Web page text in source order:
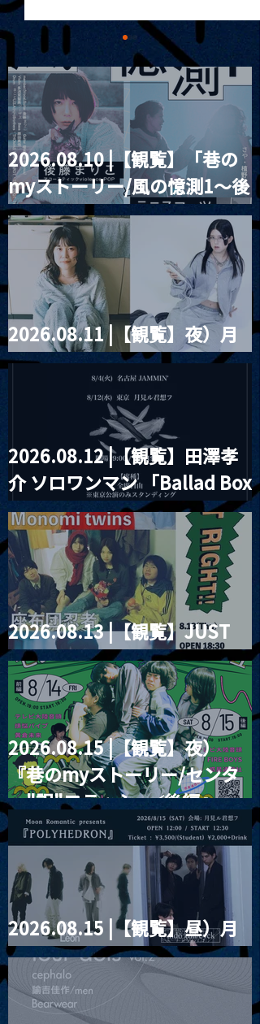
2025.01.05 | JAZZ NINO
2026.08.10 |【観覧】「巷の
myストーリー/風の憶測1～後
藤まりこアコースティック
violence POPとテニスコー
ツ」
2026.08.11 |【観覧】夜）月
見ル君想フpre. Sugar Shock
2026.08.12 |【観覧】田澤孝
介 ソロワンマン 「Ballad Box
2026」
2026.08.13 |【観覧】JUST
RIGHT!! vol.26
2026.08.15 |【観覧】夜）
『巷のmyストーリー/センタ
ー"訳"フラッシュ⚡️後編』
2026.08.15 |【観覧】昼）月
見ルpre.『POLYHEDRON』